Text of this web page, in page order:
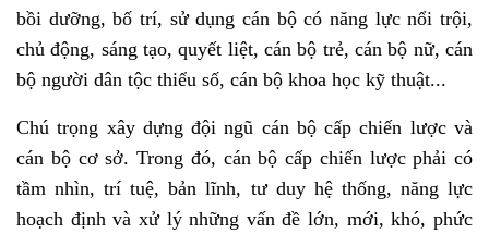
bồi dưỡng, bố trí, sử dụng cán bộ có năng lực nổi trội,
chủ động, sáng tạo, quyết liệt, cán bộ trẻ, cán bộ nữ, cán
bộ người dân tộc thiểu số, cán bộ khoa học kỹ thuật...
Chú trọng xây dựng đội ngũ cán bộ cấp chiến lược và
cán bộ cơ sở. Trong đó, cán bộ cấp chiến lược phải có
tầm nhìn, trí tuệ, bản lĩnh, tư duy hệ thống, năng lực
hoạch định và xử lý những vấn đề lớn, mới, khó, phức